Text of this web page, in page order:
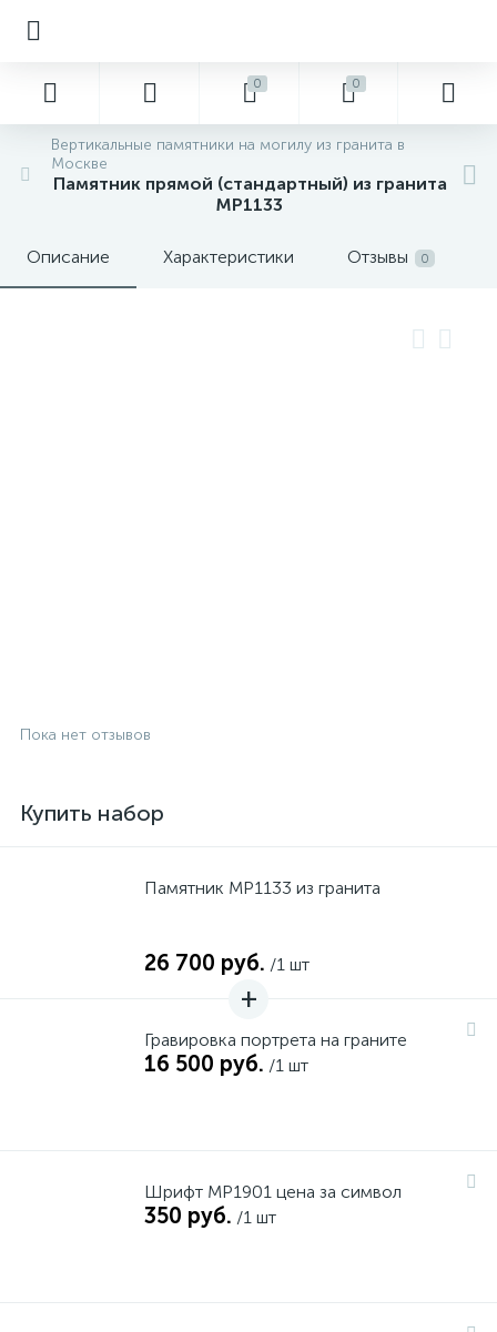
0 0
Вертикальные памятники на могилу из гранита в
Москве
Памятник прямой (стандартный) из гранита
MP1133
Описание Характеристики Отзывы 0
Пока нет отзывов
Купить набор
Памятник MP1133 из гранита
26 700 руб. /1 шт
Гравировка портрета на граните
16 500 руб. /1 шт
Шрифт MP1901 цена за символ
350 руб. /1 шт